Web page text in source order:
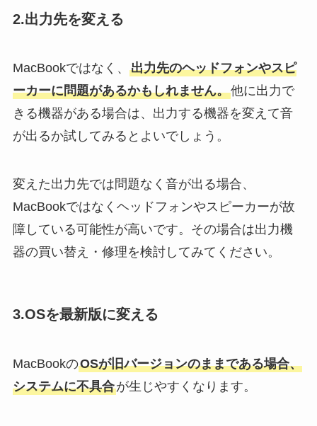
2.出力先を変える
MacBookではなく、 出力先のヘッドフォンやスピ
ーカーに問題があるかもしれません。他に出力で
きる機器がある場合は、出力する機器を変えて音
が出るか試してみるとよいでしょう。
変えた出力先では問題なく音が出る場合、
MacBookではなくヘッドフォンやスピーカーが故
障している可能性が高いです。その場合は出力機
器の買い替え・修理を検討してみてください。
3.OSを最新版に変える
MacBookのOSが旧バージョンのままである場合、
システムに不具合が生じやすくなります。